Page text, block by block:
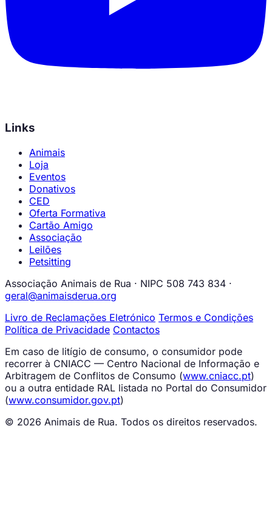
Links
Animais
Loja
Eventos
Donativos
CED
Oferta Formativa
Cartão Amigo
Associação
Leilões
Petsitting
Associação Animais de Rua · NIPC 508 743 834 ·
geral@animaisderua.org
Livro de Reclamações Eletrónico Termos e Condições
Política de Privacidade Contactos
Em caso de litígio de consumo, o consumidor pode
recorrer à CNIACC — Centro Nacional de Informação e
Arbitragem de Conflitos de Consumo (www.cniacc.pt)
ou a outra entidade RAL listada no Portal do Consumidor
(www.consumidor.gov.pt)
© 2026 Animais de Rua. Todos os direitos reservados.